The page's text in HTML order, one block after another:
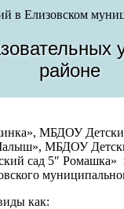
в Елизовском
районе
МБДОУ
МБДОУ
сад 5″ Ромашка»
как: